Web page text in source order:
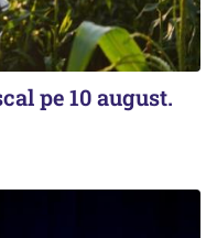
pe 10 august.